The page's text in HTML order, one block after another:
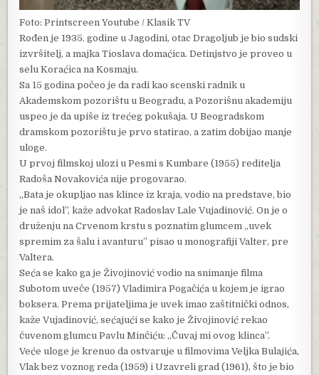
Foto: Printscreen Youtube / Klasik TV
Rođen je 1935. godine u Jagodini, otac Dragoljub je bio sudski
izvršitelj, a majka Tioslava domaćica. Detinjstvo je proveo u
selu Koraćica na Kosmaju.
Sa 15 godina počeo je da radi kao scenski radnik u
Akademskom pozorištu u Beogradu, a Pozorišnu akademiju
uspeo je da upiše iz trećeg pokušaja. U Beogradskom
dramskom pozorištu je prvo statirao, a zatim dobijao manje
uloge.
U prvoj filmskoj ulozi u Pesmi s Kumbare (1955) reditelja
Radoša Novakovića nije progovarao.
„Bata je okupljao nas klince iz kraja, vodio na predstave, bio
je naš idol”, kaže advokat Radoslav Lale Vujadinović. On je o
druženju na Crvenom krstu s poznatim glumcem „uvek
spremim za šalu i avanturu” pisao u monografiji Valter, pre
Valtera.
Seća se kako ga je Živojinović vodio na snimanje filma
Subotom uveče (1957) Vladimira Pogačića u kojem je igrao
boksera. Prema prijateljima je uvek imao zaštitnički odnos,
kaže Vujadinović, sećajući se kako je Živojinović rekao
čuvenom glumcu Pavlu Minčiću: „Čuvaj mi ovog klinca”.
Veće uloge je krenuo da ostvaruje u filmovima Veljka Bulajića,
Vlak bez voznog reda (1959) i Uzavreli grad (1961), što je bio